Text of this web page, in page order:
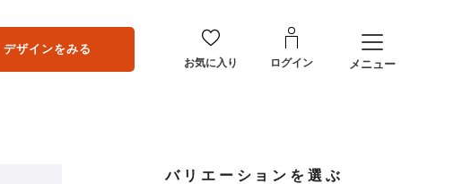
デザインをみる
お気に入り ログイン メニュー
バリエーションを選ぶ